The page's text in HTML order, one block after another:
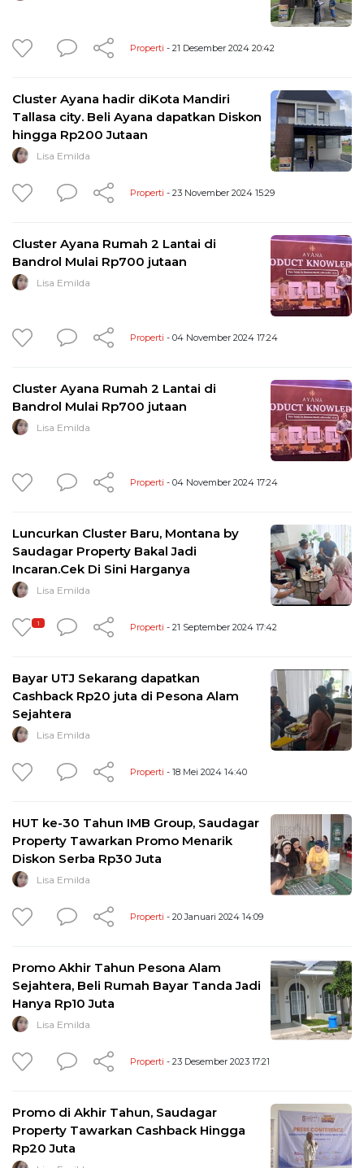
Properti - 21 Desember 2024 20:42
Cluster Ayana hadir diKota Mandiri
Tallasa city. Beli Ayana dapatkan Diskon
hingga Rp200 Jutaan
Lisa Emilda
Properti - 23 November 2024 15:29
Cluster Ayana Rumah 2 Lantai di
Bandrol Mulai Rp700 jutaan
Lisa Emilda
Properti - 04 November 2024 17:24
Cluster Ayana Rumah 2 Lantai di
Bandrol Mulai Rp700 jutaan
Lisa Emilda
Properti - 04 November 2024 17:24
Luncurkan Cluster Baru, Montana by
Saudagar Property Bakal Jadi
Incaran.Cek Di Sini Harganya
Lisa Emilda
1 Properti - 21 September 2024 17:42
Bayar UTJ Sekarang dapatkan
Cashback Rp20 juta di Pesona Alam
Sejahtera
Lisa Emilda
Properti - 18 Mei 2024 14:40
HUT ke-30 Tahun IMB Group, Saudagar
Property Tawarkan Promo Menarik
Diskon Serba Rp30 Juta
Lisa Emilda
Properti - 20 Januari 2024 14:09
Promo Akhir Tahun Pesona Alam
Sejahtera, Beli Rumah Bayar Tanda Jadi
Hanya Rp10 Juta
Lisa Emilda
Properti - 23 Desember 2023 17:21
Promo di Akhir Tahun, Saudagar
Property Tawarkan Cashback Hingga
Rp20 Juta